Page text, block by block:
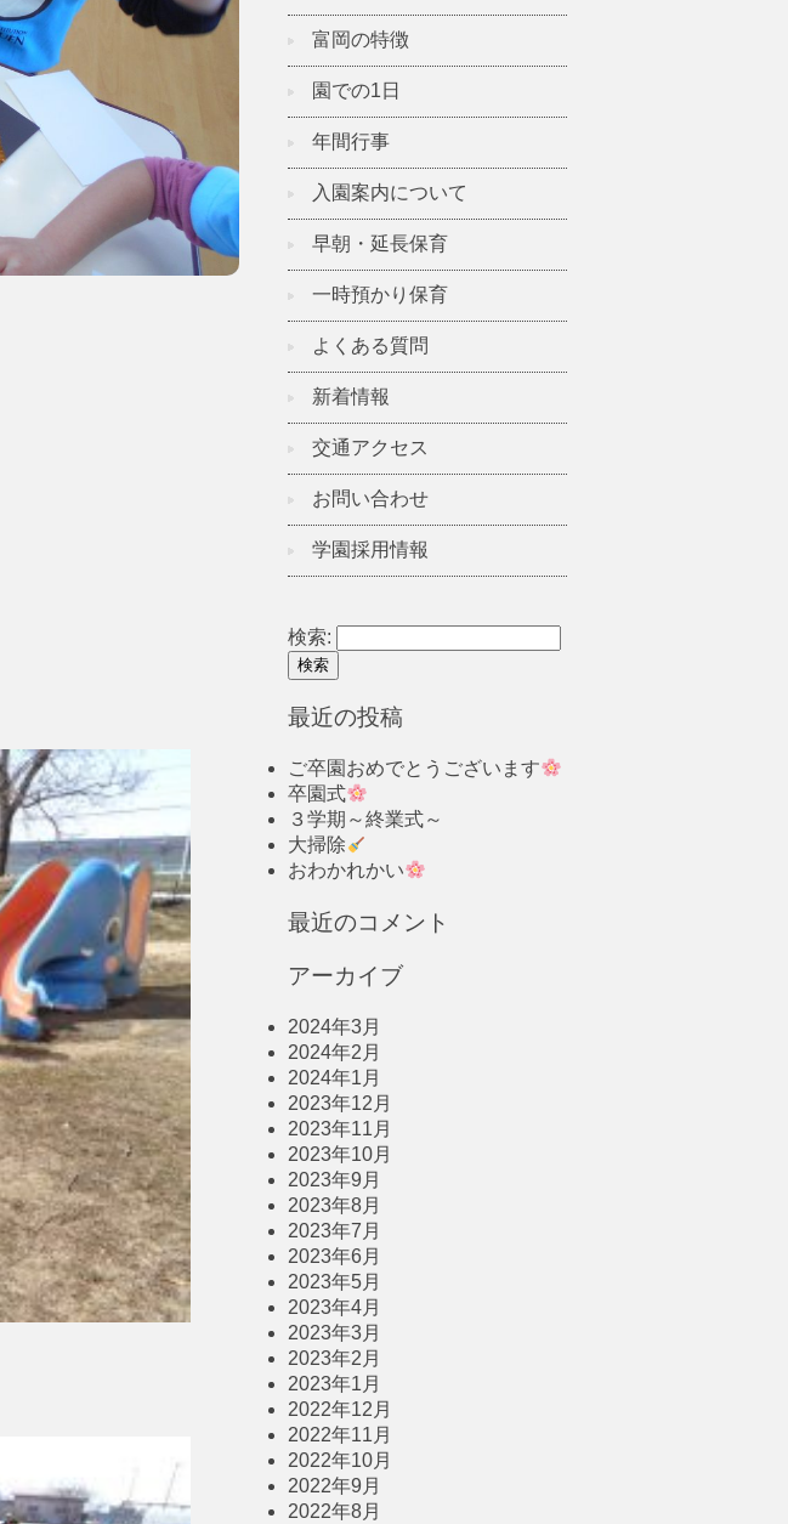
富岡の特徴
園での1日
年間行事
入園案内について
早朝・延長保育
一時預かり保育
よくある質問
新着情報
交通アクセス
お問い合わせ
学園採用情報
検索:
最近の投稿
ご卒園おめでとうございます
卒園式
３学期～終業式～
大掃除
おわかれかい
最近のコメント
アーカイブ
2024年3月
2024年2月
2024年1月
2023年12月
2023年11月
2023年10月
2023年9月
2023年8月
2023年7月
2023年6月
2023年5月
2023年4月
2023年3月
2023年2月
2023年1月
2022年12月
2022年11月
2022年10月
2022年9月
2022年8月